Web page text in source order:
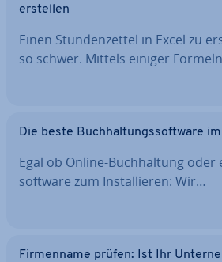
erstellen
Einen Stun­den­zet­tel in Excel zu
so schwer. Mittels einiger
Die beste Buch­hal­tungs­soft­ware
Egal ob Online-Buch­hal­tung
soft­ware zum In­stal­lie­ren: Wir…
Fir­men­na­me prüfen: Ist Ihr